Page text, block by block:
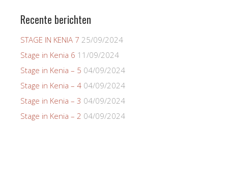
Recente berichten
STAGE IN KENIA 7 25/09/2024
Stage in Kenia 6 11/09/2024
Stage in Kenia – 5 04/09/2024
Stage in Kenia – 4 04/09/2024
Stage in Kenia – 3 04/09/2024
Stage in Kenia – 2 04/09/2024